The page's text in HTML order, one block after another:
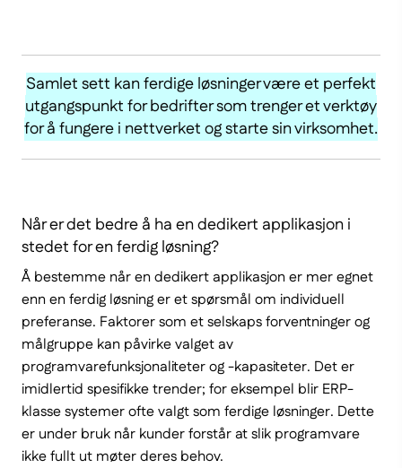
Samlet sett kan ferdige løsninger være et perfekt
utgangspunkt for bedrifter som trenger et verktøy
for å fungere i nettverket og starte sin virksomhet.
Når er det bedre å ha en dedikert applikasjon i
stedet for en ferdig løsning?
Å bestemme når en dedikert applikasjon er mer egnet
enn en ferdig løsning er et spørsmål om individuell
preferanse. Faktorer som et selskaps forventninger og
målgruppe kan påvirke valget av
programvarefunksjonaliteter og -kapasiteter. Det er
imidlertid spesifikke trender; for eksempel blir ERP-
klasse systemer ofte valgt som ferdige løsninger. Dette
er under bruk når kunder forstår at slik programvare
ikke fullt ut møter deres behov.